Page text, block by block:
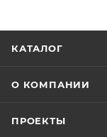
КАТАЛОГ
О КОМПАНИИ
ПРОЕКТЫ